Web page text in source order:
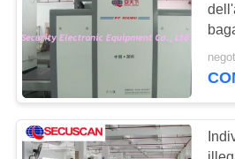
CONTATTICI
NOTIZIE
RICHIEDA
X